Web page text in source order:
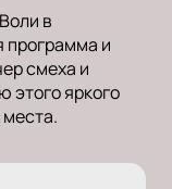
в
программа и
смеха и
этого яркого